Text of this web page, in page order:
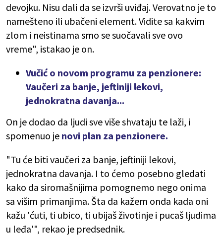
devojku. Nisu dali da se izvrši uviđaj. Verovatno je to
namešteno ili ubačeni element. Vidite sa kakvim
zlom i neistinama smo se suočavali sve ovo
vreme", istakao je on.
Vučić o novom programu za penzionere:
Vaučeri za banje, jeftiniji lekovi,
jednokratna davanja...
On je dodao da ljudi sve više shvataju te laži, i
spomenuo je novi plan za penzionere.
"Tu će biti vaučeri za banje, jeftiniji lekovi,
jednokratna davanja. I to ćemo posebno gledati
kako da siromašnijima pomognemo nego onima
sa višim primanjima. Šta da kažem onda kada oni
kažu 'ćuti, ti ubico, ti ubijaš životinje i pucaš ljudima
u leđa'", rekao je predsednik.